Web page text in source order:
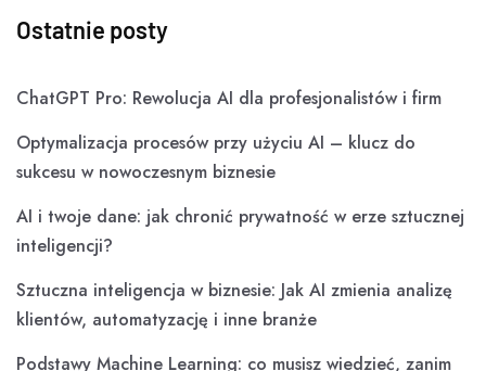
Ostatnie posty
ChatGPT Pro: Rewolucja AI dla profesjonalistów i firm
Optymalizacja procesów przy użyciu AI – klucz do
sukcesu w nowoczesnym biznesie
AI i twoje dane: jak chronić prywatność w erze sztucznej
inteligencji?
Sztuczna inteligencja w biznesie: Jak AI zmienia analizę
klientów, automatyzację i inne branże
Podstawy Machine Learning: co musisz wiedzieć, zanim